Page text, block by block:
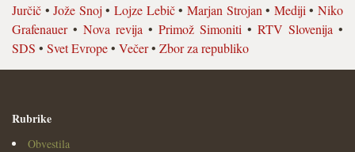
Jurčič •Jože Snoj •Lojze Lebič• Marjan Strojan • Mediji •Niko
Grafenauer• Nova revija • Primož Simoniti • RTV Slovenija •
SDS • Svet Evrope• Večer• Zbor za republiko
Rubrike
Obvestila